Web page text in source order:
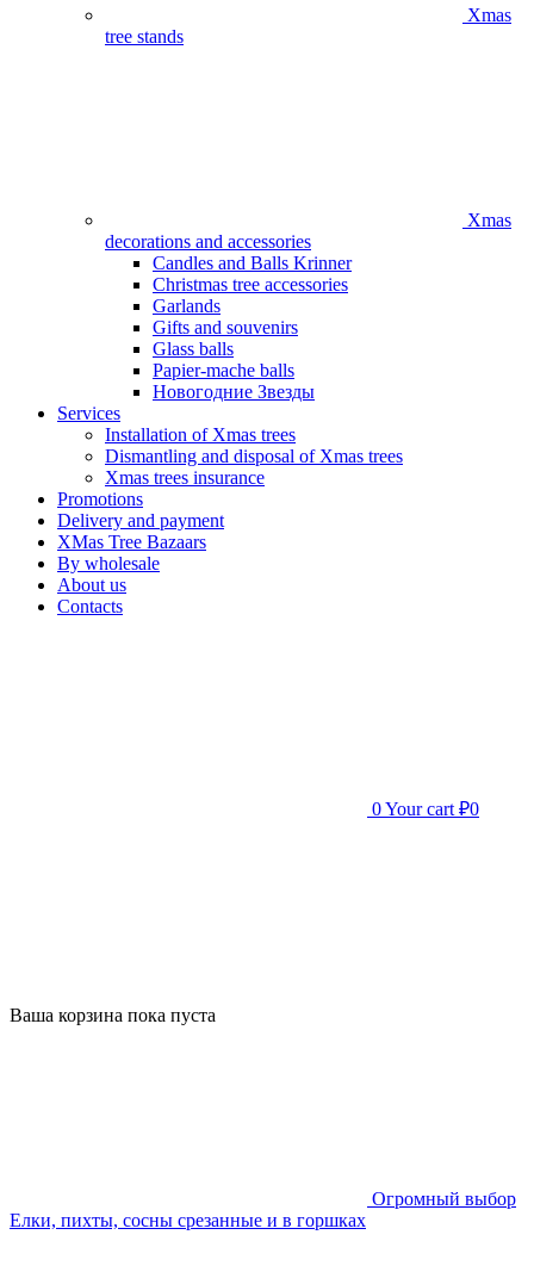
Xmas
tree stands
Xmas
decorations and accessories
Candles and Balls Krinner
Christmas tree accessories
Garlands
Gifts and souvenirs
Glass balls
Papier-mache balls
Новогодние Звезды
Services
Installation of Хmas trees
Dismantling and disposal of Xmas trees
Xmas trees insurance
Promotions
Delivery and payment
XMas Tree Bazaars
By wholesale
About us
Contacts
0Your cart ₽0
Ваша корзина пока пуста
Огромный выбор
Елки, пихты, сосны срезанные и в горшках